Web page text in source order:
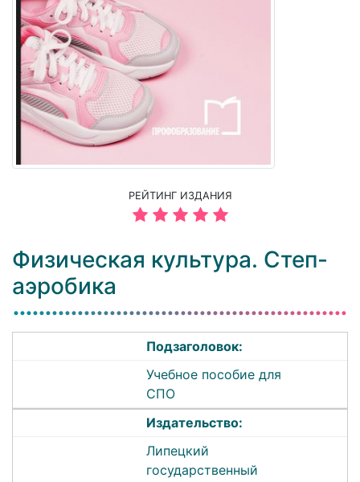
РЕЙТИНГ ИЗДАНИЯ
Физическая культура. Степ-
аэробика
Подзаголовок:
Учебное пособие для
СПО
Издательство:
Липецкий
государственный